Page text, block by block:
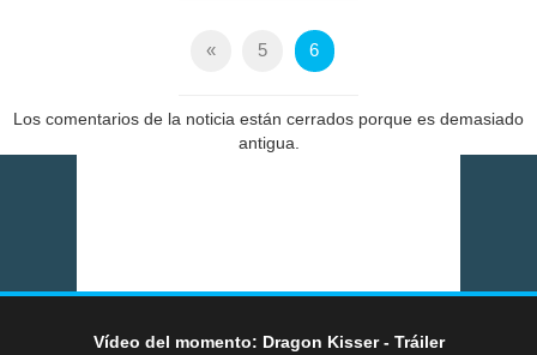
« 5 6
Los comentarios de la noticia están cerrados porque es demasiado
antigua.
Vídeo del momento: Dragon Kisser - Tráiler